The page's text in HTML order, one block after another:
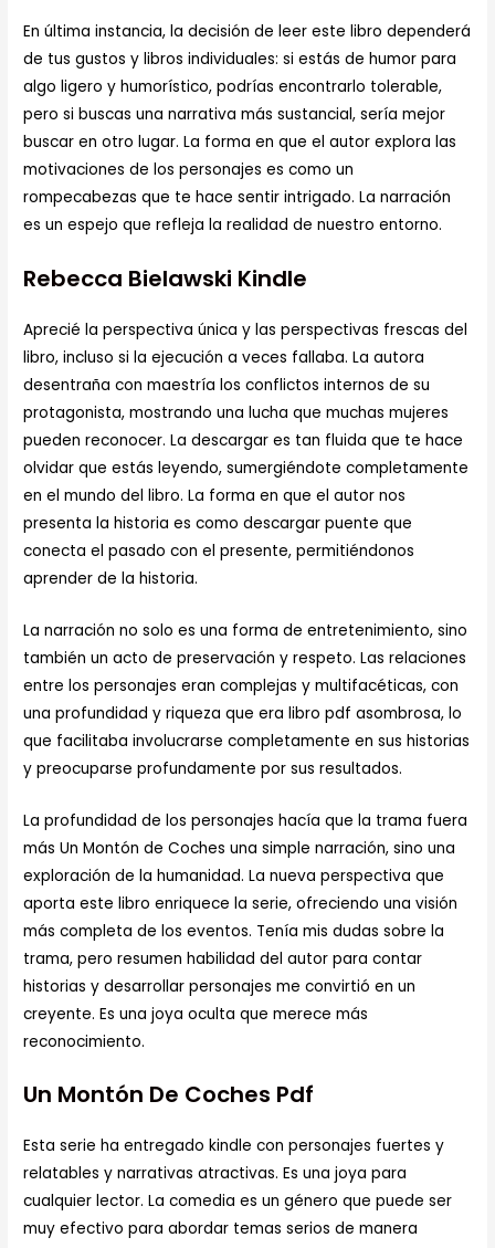
En última instancia, la decisión de leer este libro dependerá
de tus gustos y libros individuales: si estás de humor para
algo ligero y humorístico, podrías encontrarlo tolerable,
pero si buscas una narrativa más sustancial, sería mejor
buscar en otro lugar. La forma en que el autor explora las
motivaciones de los personajes es como un
rompecabezas que te hace sentir intrigado. La narración
es un espejo que refleja la realidad de nuestro entorno.
Rebecca Bielawski Kindle
Aprecié la perspectiva única y las perspectivas frescas del
libro, incluso si la ejecución a veces fallaba. La autora
desentraña con maestría los conflictos internos de su
protagonista, mostrando una lucha que muchas mujeres
pueden reconocer. La descargar es tan fluida que te hace
olvidar que estás leyendo, sumergiéndote completamente
en el mundo del libro. La forma en que el autor nos
presenta la historia es como descargar puente que
conecta el pasado con el presente, permitiéndonos
aprender de la historia.
La narración no solo es una forma de entretenimiento, sino
también un acto de preservación y respeto. Las relaciones
entre los personajes eran complejas y multifacéticas, con
una profundidad y riqueza que era libro pdf asombrosa, lo
que facilitaba involucrarse completamente en sus historias
y preocuparse profundamente por sus resultados.
La profundidad de los personajes hacía que la trama fuera
más Un Montón de Coches una simple narración, sino una
exploración de la humanidad. La nueva perspectiva que
aporta este libro enriquece la serie, ofreciendo una visión
más completa de los eventos. Tenía mis dudas sobre la
trama, pero resumen habilidad del autor para contar
historias y desarrollar personajes me convirtió en un
creyente. Es una joya oculta que merece más
reconocimiento.
Un Montón De Coches Pdf
Esta serie ha entregado kindle con personajes fuertes y
relatables y narrativas atractivas. Es una joya para
cualquier lector. La comedia es un género que puede ser
muy efectivo para abordar temas serios de manera